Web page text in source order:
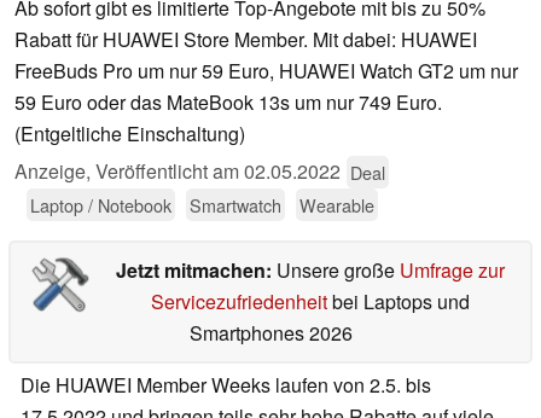
Ab sofort gibt es limitierte Top-Angebote mit bis zu 50%
Rabatt für HUAWEI Store Member. Mit dabei: HUAWEI
FreeBuds Pro um nur 59 Euro, HUAWEI Watch GT2 um nur
59 Euro oder das MateBook 13s um nur 749 Euro.
(Entgeltliche Einschaltung)
Anzeige, Veröffentlicht am02.05.2022 Deal
Laptop / Notebook
Smartwatch Wearable
Jetzt mitmachen: Unsere große Umfrage zur
Servicezufriedenheitbei Laptops und
Smartphones 2026
Die HUAWEI Member Weeks laufen von 2.5. bis